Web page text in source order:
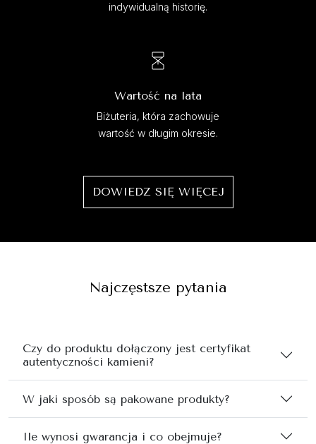
indywidualną historię.
Wartość na lata
Biżuteria, która zachowuje
wartość w długim okresie.
DOWIEDZ SIĘ WIĘCEJ
Najczęstsze pytania
Czy do produktu dołączony jest certyfikat
autentyczności kamieni?
W jaki sposób są pakowane produkty?
Ile wynosi gwarancja i co obejmuje?